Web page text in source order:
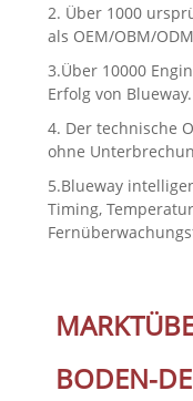
2. Über 1000
als OEM/OBM/
3.Über 10000
Erfolg von Blueway.
4. Der technische
ohne
5.Blueway
Timing,
BODEN-